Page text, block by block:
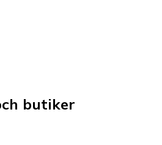
butiker